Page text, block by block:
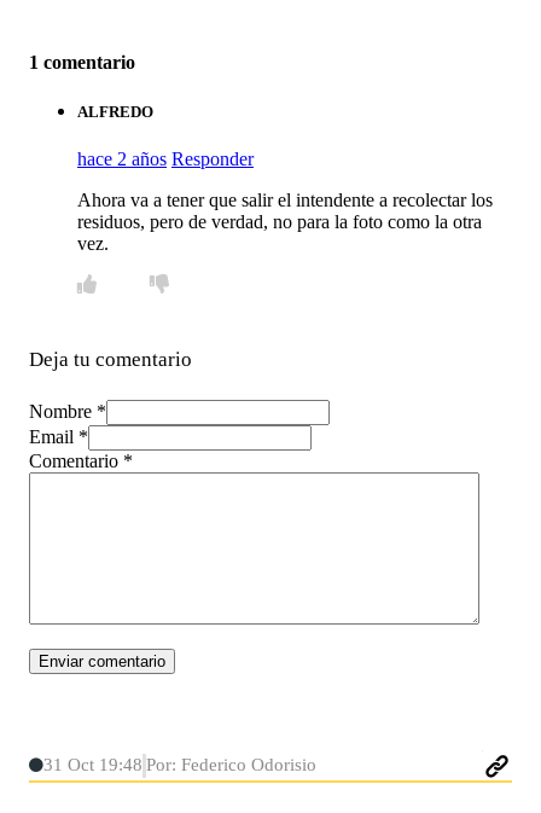
1 comentario
ALFREDO
hace 2 años Responder
Ahora va a tener que salir el intendente a recolectar los
residuos, pero de verdad, no para la foto como la otra
vez.
Deja tu comentario
Nombre *
Email *
Comentario *
31 Oct 19:48 Por: Federico Odorisio